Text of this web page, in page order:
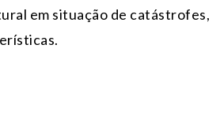
em situação de catástrofes,